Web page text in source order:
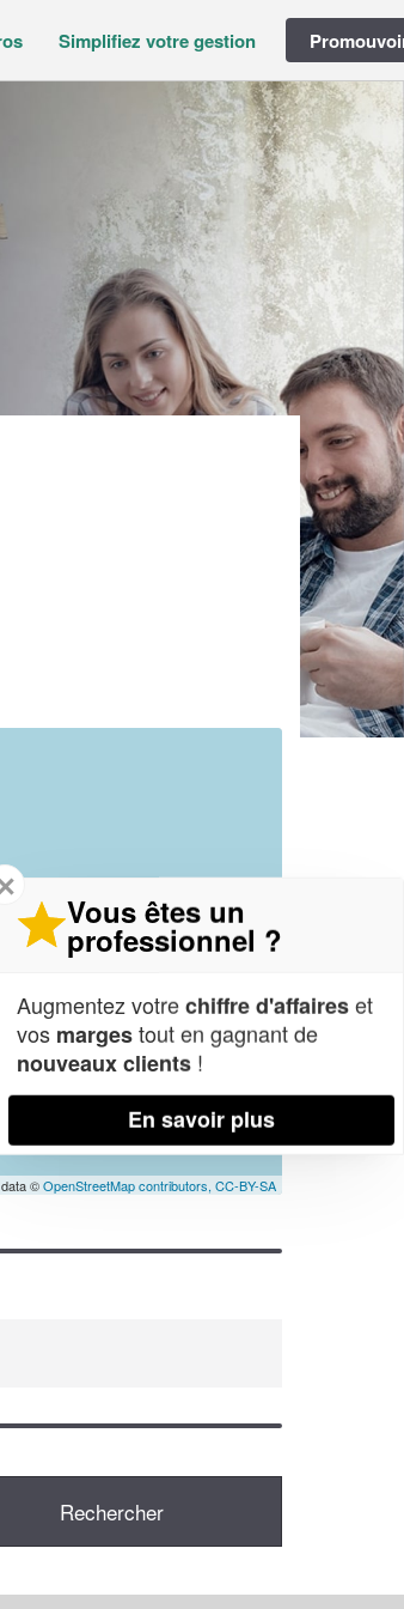
Simplifiez votre gestion
©OpenStreetMap contributors, CC-BY-SA
Vous êtes un
professionnel ?
Augmentez votrechiffre d'affaireset
vos margestout en gagnant de
nouveaux clients !
En savoir plus